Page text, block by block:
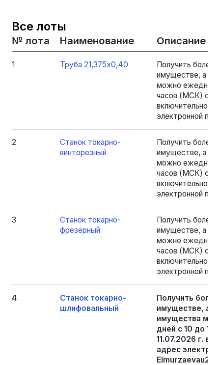
Все лоты
№ лота Наименование Описание
1 Труба 21,375х0,40
Получить
имуществе, а
можно
часов (МСК) с
включительно,
электронной
2
Станок токарно-
винторезный
Получить
имуществе, а
можно
часов (МСК) с
включительно,
электронной
3
Станок токарно-
фрезерный
Получить
имуществе, а
можно
часов (МСК) с
включительно,
электронной
4
Станок токарно-
шлифовальный
Получить
имуществе, а
имущества
дней с 10 до 15
11.07.2026 г.
адрес